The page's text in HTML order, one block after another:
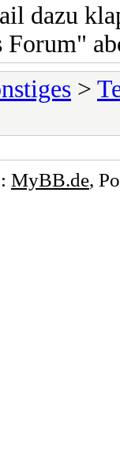
dazu
Forum"
>
MyBB.de,